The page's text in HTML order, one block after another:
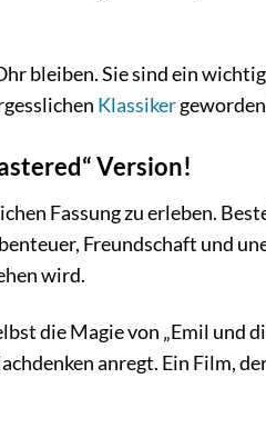
bleiben. Sie sind ein
Klassiker
Version!
Fassung zu erleben.
Freundschaft und
wird.
die Magie von „Emil und
anregt. Ein Film,